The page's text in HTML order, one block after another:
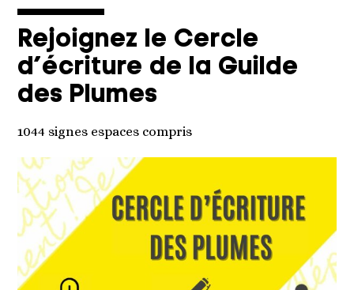
Rejoignez le Cercle
d’écriture de la Guilde
des Plumes
1044 signes espaces compris